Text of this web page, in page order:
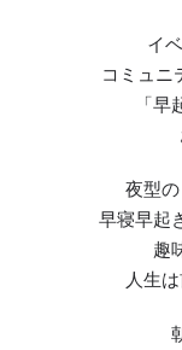
イ
コミュニ
「
夜型
早寝早起
趣
人生